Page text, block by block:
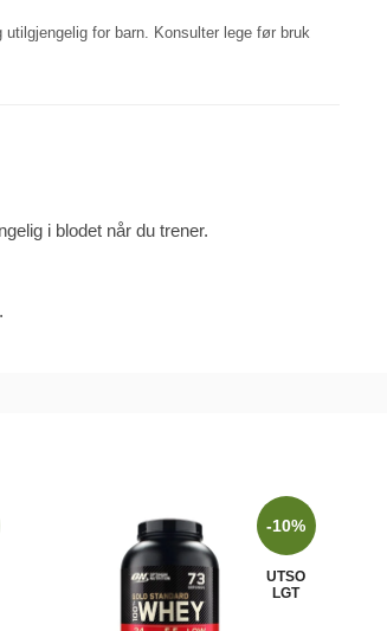
for barn. Konsulter lege før bruk
i blodet når du trener.
-10%
UTSO
LGT